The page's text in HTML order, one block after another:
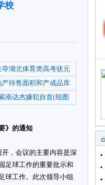
校
夺湖北体育类高考状元
产待售面积和产成品库
南达杰嫌犯自首(组图
》的通知
，会议的主要内容是深
足球工作的重要批示和
球工作。此次领导小组